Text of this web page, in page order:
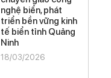
nghệ biển, phát
triển bền vững kinh
tế biển tỉnh Quảng
Ninh
18/03/2026